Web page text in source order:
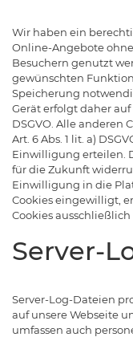
Wir haben ein
Online-Angebote
Besuchern genutzt
gewünschten
Speicherung
Gerät erfolgt daher auf
DSGVO. Alle anderen
Art. 6 Abs. 1 lit. a)
Einwilligung erteilen.
für die Zukunft
Einwilligung in die
Cookies eingewilligt,
Cookies
Server-
Server-Log-Dateien
auf unsere Webseite
umfassen auch